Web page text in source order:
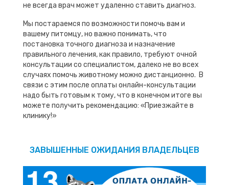
не всегда врач может удаленно ставить диагноз.
Мы постараемся по возможности помочь вам и
вашему питомцу, но важно понимать, что
постановка точного диагноза и назначение
правильного лечения, как правило, требуют очной
консультации со специалистом, далеко не во всех
случаях помочь животному можно дистанционно. В
связи с этим после оплаты онлайн-консультации
надо быть готовым к тому, что в конечном итоге вы
можете получить рекомендацию: «Приезжайте в
клинику!»
ЗАВЫШЕННЫЕ ОЖИДАНИЯ ВЛАДЕЛЬЦЕВ